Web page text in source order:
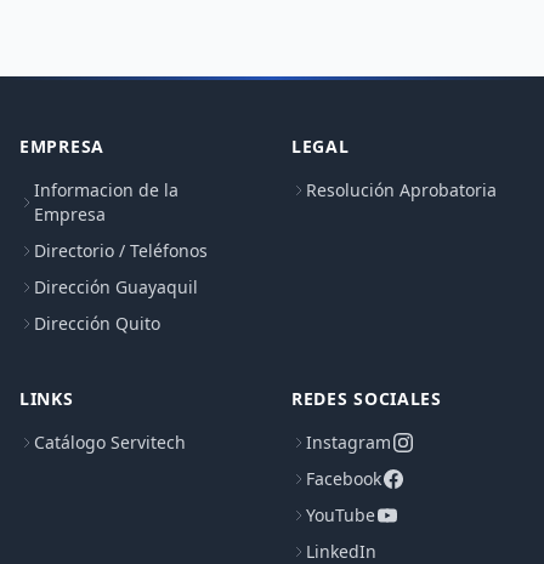
EMPRESA
Informacion de la
Empresa
Directorio / Teléfonos
Dirección Guayaquil
Dirección Quito
LEGAL
Resolución Aprobatoria
LINKS
Catálogo Servitech
REDES SOCIALES
Instagram
Facebook
YouTube
LinkedIn